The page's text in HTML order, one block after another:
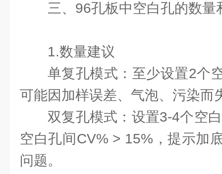
三、96孔板中空白孔的数量
1.数量建议
单复孔模式：至少设置2个
可能因加样误差、气泡、污染而
双复孔模式：设置3-4个空
空白孔间CV% > 15%，提示加
问题。